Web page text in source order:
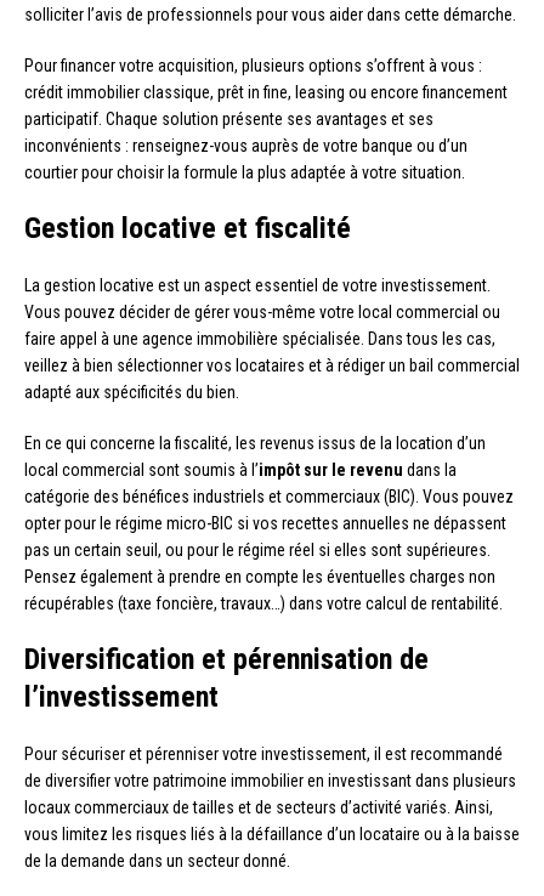
solliciter l’avis de professionnels pour vous aider dans cette démarche.
Pour financer votre acquisition, plusieurs options s’offrent à vous :
crédit immobilier classique, prêt in fine, leasing ou encore financement
participatif. Chaque solution présente ses avantages et ses
inconvénients : renseignez-vous auprès de votre banque ou d’un
courtier pour choisir la formule la plus adaptée à votre situation.
Gestion locative et fiscalité
La gestion locative est un aspect essentiel de votre investissement.
Vous pouvez décider de gérer vous-même votre local commercial ou
faire appel à une agence immobilière spécialisée. Dans tous les cas,
veillez à bien sélectionner vos locataires et à rédiger un bail commercial
adapté aux spécificités du bien.
En ce qui concerne la fiscalité, les revenus issus de la location d’un
local commercial sont soumis à l’impôt sur le revenu dans la
catégorie des bénéfices industriels et commerciaux (BIC). Vous pouvez
opter pour le régime micro-BIC si vos recettes annuelles ne dépassent
pas un certain seuil, ou pour le régime réel si elles sont supérieures.
Pensez également à prendre en compte les éventuelles charges non
récupérables (taxe foncière, travaux…) dans votre calcul de rentabilité.
Diversification et pérennisation de
l’investissement
Pour sécuriser et pérenniser votre investissement, il est recommandé
de diversifier votre patrimoine immobilier en investissant dans plusieurs
locaux commerciaux de tailles et de secteurs d’activité variés. Ainsi,
vous limitez les risques liés à la défaillance d’un locataire ou à la baisse
de la demande dans un secteur donné.